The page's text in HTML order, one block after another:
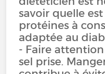
savoir quelle
protéines à
adaptée au
- Faire
sel prise.